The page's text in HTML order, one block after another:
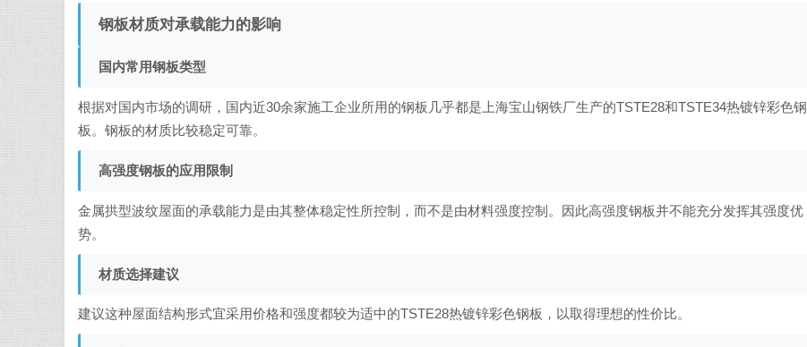
钢板材质对承载能力的影响
国内常用钢板类型
根据对国内市场的调研，国内近30余家施工企业所用的钢板几乎都是上海宝山钢铁厂生产的TSTE28和TSTE34热镀锌彩色钢
板。钢板的材质比较稳定可靠。
高强度钢板的应用限制
金属拱型波纹屋面的承载能力是由其整体稳定性所控制，而不是由材料强度控制。因此高强度钢板并不能充分发挥其强度优
势。
材质选择建议
建议这种屋面结构形式宜采用价格和强度都较为适中的TSTE28热镀锌彩色钢板，以取得理想的性价比。